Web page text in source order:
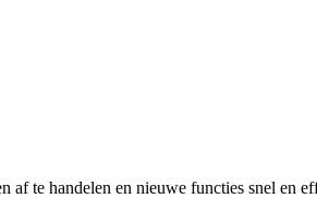
te handelen en nieuwe functies snel en